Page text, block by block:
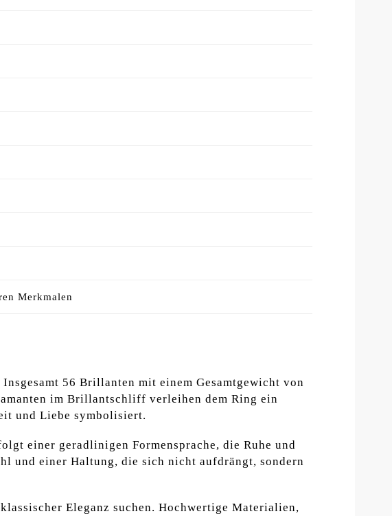
Merkmalen
56 Brillanten mit einem Gesamtgewicht von
im Brillantschliff verleihen dem Ring ein
und Liebe symbolisiert.
einer geradlinigen Formensprache, die Ruhe und
und einer Haltung, die sich nicht aufdrängt, sondern
Eleganz suchen. Hochwertige Materialien,